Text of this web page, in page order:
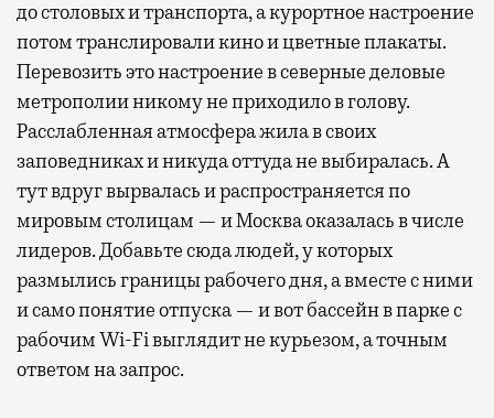
до столовых и транспорта, а курортное настроение
потом транслировали кино и цветные плакаты.
Перевозить это настроение в северные деловые
метрополии никому не приходило в голову.
Расслабленная атмосфера жила в своих
заповедниках и никуда оттуда не выбиралась. А
тут вдруг вырвалась и распространяется по
мировым столицам — и Москва оказалась в числе
лидеров. Добавьте сюда людей, у которых
размылись границы рабочего дня, а вместе с ними
и само понятие отпуска — и вот бассейн в парке с
рабочим Wi-Fi выглядит не курьезом, а точным
ответом на запрос.